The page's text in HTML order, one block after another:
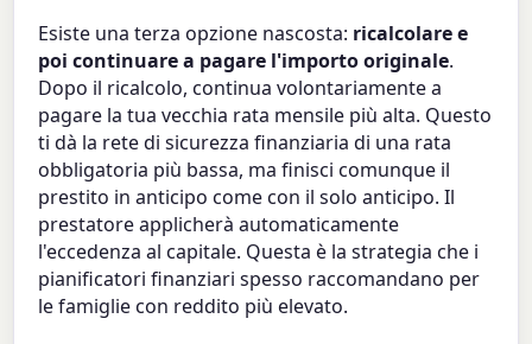
Esiste una terza opzione nascosta: ricalcolare e
poi continuare a pagare l'importo originale.
Dopo il ricalcolo, continua volontariamente a
pagare la tua vecchia rata mensile più alta. Questo
ti dà la rete di sicurezza finanziaria di una rata
obbligatoria più bassa, ma finisci comunque il
prestito in anticipo come con il solo anticipo. Il
prestatore applicherà automaticamente
l'eccedenza al capitale. Questa è la strategia che i
pianificatori finanziari spesso raccomandano per
le famiglie con reddito più elevato.